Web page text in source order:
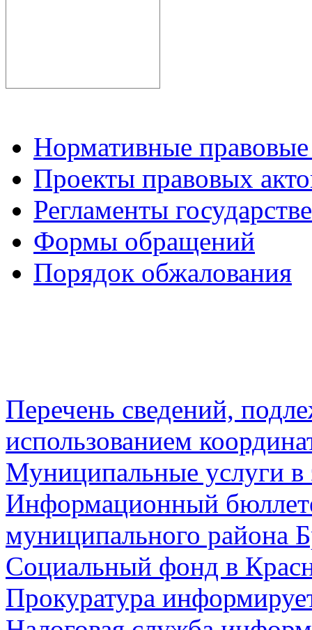
Нормативные
Проекты правовых
Регламенты
Формы обращений
Порядок обжалования
Перечень сведений,
использованием
Муниципальные услуги в
Информационный
муниципального района
Социальный фонд в
Прокуратура